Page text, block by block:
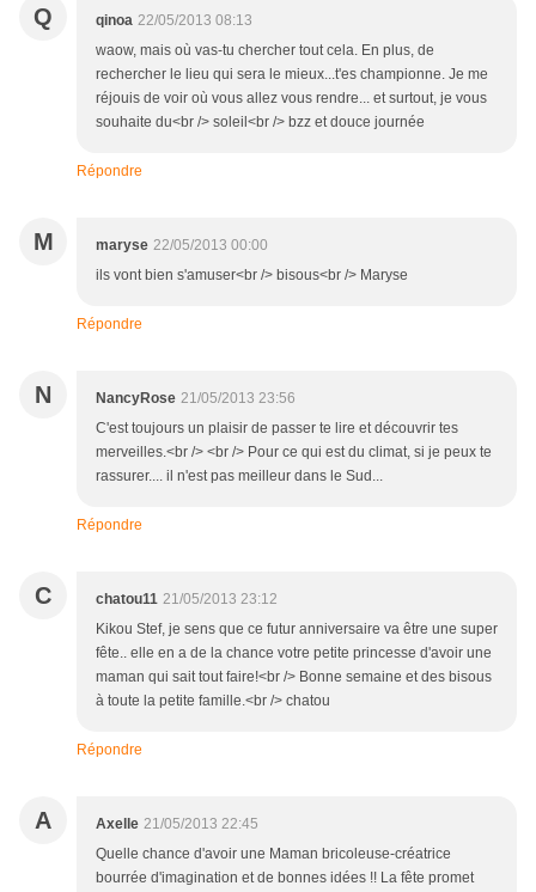
Q qinoa 22/05/2013 08:13
waow, mais où vas-tu chercher tout cela. En plus, de
rechercher le lieu qui sera le mieux...t'es championne. Je me
réjouis de voir où vous allez vous rendre... et surtout, je vous
souhaite du<br /> soleil<br /> bzz et douce journée
Répondre
M maryse 22/05/2013 00:00
ils vont bien s'amuser<br /> bisous<br /> Maryse
Répondre
N NancyRose 21/05/2013 23:56
C'est toujours un plaisir de passer te lire et découvrir tes
merveilles.<br /> <br /> Pour ce qui est du climat, si je peux te
rassurer.... il n'est pas meilleur dans le Sud...
Répondre
C chatou11 21/05/2013 23:12
Kikou Stef, je sens que ce futur anniversaire va être une super
fête.. elle en a de la chance votre petite princesse d'avoir une
maman qui sait tout faire!<br /> Bonne semaine et des bisous
à toute la petite famille.<br /> chatou
Répondre
A Axelle 21/05/2013 22:45
Quelle chance d'avoir une Maman bricoleuse-créatrice
bourrée d'imagination et de bonnes idées !! La fête promet